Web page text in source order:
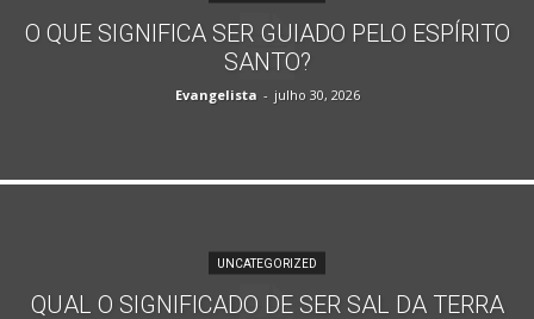
O QUE SIGNIFICA SER GUIADO PELO ESPÍRITO
SANTO?
Evangelista - julho 30, 2026
UNCATEGORIZED
QUAL O SIGNIFICADO DE SER SAL DA TERRA